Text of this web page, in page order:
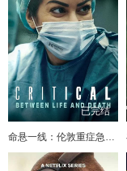
已完结
命悬一线：伦敦重症急救实录